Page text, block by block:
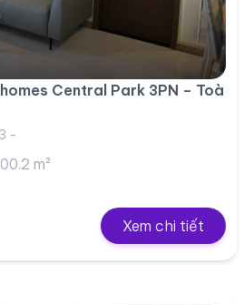
Central Park 3PN – Toà
-
m²
Xem chi tiết